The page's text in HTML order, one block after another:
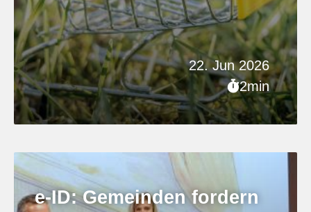
22. Jun 2026
2min
e-ID: Gemeinden fordern